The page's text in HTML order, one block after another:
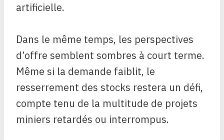
artificielle.
Dans le même temps, les perspectives
d’offre semblent sombres à court terme.
Même si la demande faiblit, le
resserrement des stocks restera un défi,
compte tenu de la multitude de projets
miniers retardés ou interrompus.